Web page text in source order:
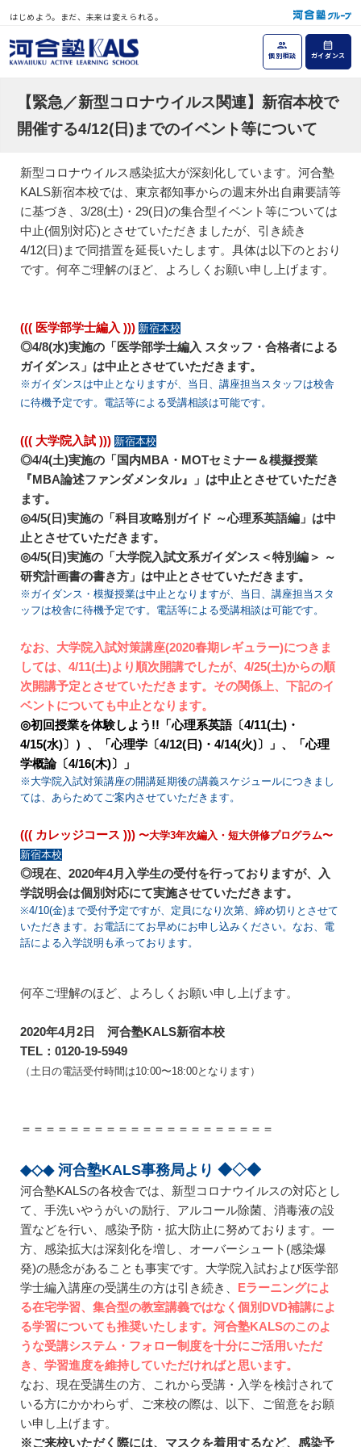
はじめよう。まだ、未来は変えられる。
個別相談 ガイダンス
【緊急／新型コロナウイルス関連】新宿本校で
開催する4/12(日)までのイベント等について
新型コロナウイルス感染拡大が深刻化しています。河合塾
KALS新宿本校では、東京都知事からの週末外出自粛要請等
に基づき、3/28(土)・29(日)の集合型イベント等については
中止(個別対応)とさせていただきましたが、引き続き
4/12(日)まで同措置を延長いたします。具体は以下のとおり
です。何卒ご理解のほど、よろしくお願い申し上げます。
((( 医学部学士編入 ))) 新宿本校
◎4/8(水)実施の「医学部学士編入 スタッフ・合格者による
ガイダンス」は中止とさせていただきます。
※ガイダンスは中止となりますが、当日、講座担当スタッフは校舎
に待機予定です。電話等による受講相談は可能です。
((( 大学院入試 ))) 新宿本校
◎4/4(土)実施の「国内MBA・MOTセミナー＆模擬授業
『MBA論述ファンダメンタル』」は中止とさせていただき
ます。
◎4/5(日)実施の「科目攻略別ガイド ～心理系英語編」は中
止とさせていただきます。
◎4/5(日)実施の「大学院入試文系ガイダンス＜特別編＞ ～
研究計画書の書き方」は中止とさせていただきます。
※ガイダンス・模擬授業は中止となりますが、当日、講座担当スタ
ッフは校舎に待機予定です。電話等による受講相談は可能です。
なお、大学院入試対策講座(2020春期レギュラー)につきま
しては、4/11(土)より順次開講でしたが、4/25(土)からの順
次開講予定とさせていただきます。その関係上、下記のイ
ベントについても中止となります。
◎初回授業を体験しよう!!「心理系英語〔4/11(土)・
4/15(水)〕）、「心理学〔4/12(日)・4/14(火)〕」、「心理
学概論〔4/16(木)〕」
※大学院入試対策講座の開講延期後の講義スケジュールにつきまし
ては、あらためてご案内させていただきます。
((( カレッジコース ))) 〜大学3年次編入・短大併修プログラム〜
新宿本校
◎現在、2020年4月入学生の受付を行っておりますが、入
学説明会は個別対応にて実施させていただきます。
※4/10(金)まで受付予定ですが、定員になり次第、締め切りとさせて
いただきます。お電話にてお早めにお申し込みください。なお、電
話による入学説明も承っております。
何卒ご理解のほど、よろしくお願い申し上げます。
2020年4月2日 河合塾KALS新宿本校
TEL：0120-19-5949
（土日の電話受付時間は10:00〜18:00となります）
＝＝＝＝＝＝＝＝＝＝＝＝＝＝＝＝＝＝＝＝＝
◆◇◆ 河合塾KALS事務局より ◆◇◆
河合塾KALSの各校舎では、新型コロナウイルスの対応とし
て、手洗いやうがいの励行、アルコール除菌、消毒液の設
置などを行い、感染予防・拡大防止に努めております。一
方、感染拡大は深刻化を増し、オーバーシュート(感染爆
発)の懸念があることも事実です。大学院入試および医学部
学士編入講座の受講生の方は引き続き、 Eラーニングによ
る在宅学習、集合型の教室講義ではなく個別DVD補講によ
る学習についても推奨いたします。 河合塾KALSのこのよ
うな受講システム・フォロー制度を十分にご活用いただ
き、学習進度を維持していただければと思います。
なお、現在受講生の方、これから受講・入学を検討されて
いる方にかかわらず、ご来校の際は、以下、ご留意をお願
い申し上げます。
※ご来校いただく際には、マスクを着用するなど、感染予